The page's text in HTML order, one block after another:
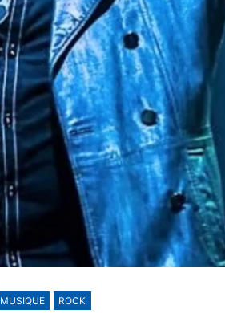
MUSIQUE ROCK